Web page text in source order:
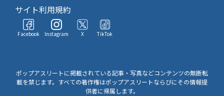
サイト利用規約
Facebook Instagram X TikTok
ポップアスリートに掲載されている記事・写真などコンテンツの無断転
載を禁じます。すべての著作権はポップアスリートならびにその情報提
供者に帰属します。